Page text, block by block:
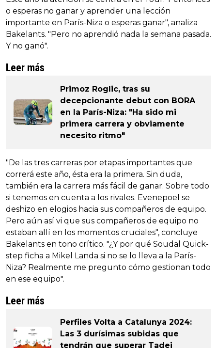
o esperas no ganar y aprender una lección
importante en París-Niza o esperas ganar", analiza
Bakelants. "Pero no aprendió nada la semana pasada.
Y no ganó".
Leer más
Primoz Roglic, tras su
decepcionante debut con BORA
en la París-Niza: "Ha sido mi
primera carrera y obviamente
necesito ritmo"
"De las tres carreras por etapas importantes que
correrá este año, ésta era la primera. Sin duda,
también era la carrera más fácil de ganar. Sobre todo
si tenemos en cuenta a los rivales. Evenepoel se
deshizo en elogios hacia sus compañeros de equipo.
Pero aún así vi que sus compañeros de equipo no
estaban allí en los momentos cruciales", concluye
Bakelants en tono crítico. "¿Y por qué Soudal Quick-
step ficha a Mikel Landa si no se lo lleva a la París-
Niza? Realmente me pregunto cómo gestionan todo
en ese equipo".
Leer más
Perfiles Volta a Catalunya 2024:
Las 3 durísimas subidas que
tendrán que superar Tadej